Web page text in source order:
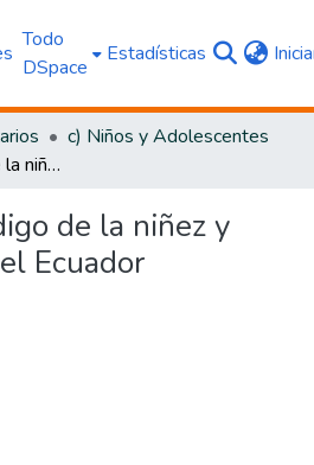
Todo
DSpace
Estadísticas
c) Niños y Adolescentes
Análisis de código de la niñez y adolescencia del Ecuador
de la niñez y
Ecuador